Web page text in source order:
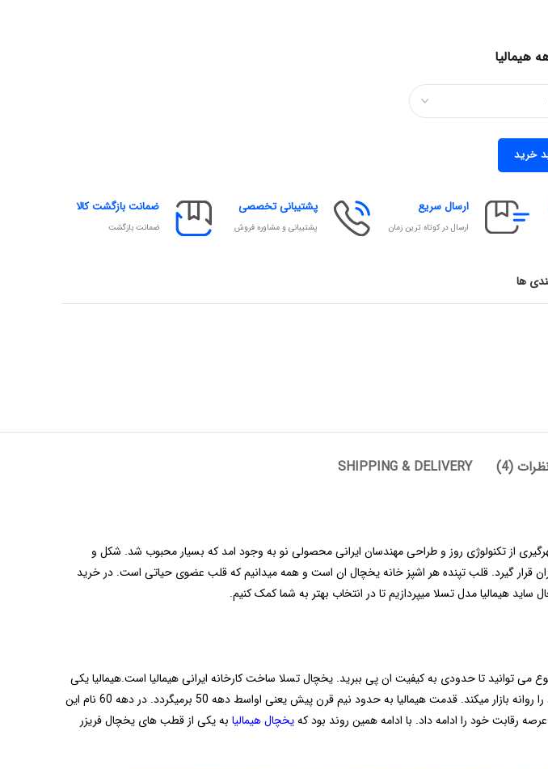
خرید
ارسال سریع
ارسال در کوتاه ترین زمان
پشتیبانی تخصصی
پشتیبانی و مشاوره فروش
ضمانت بازگشت کالا
ضمانت بازگشت
ها
(4)
SHIPPING & DELIVERY
با بهرگیری از تکنولوژی روز و طراحی مهندسان ایرانی محصولی نو به وجود امد که بسیار محبوب شد. شکل و
قرار گیرد. قلب تپنده هر اشپز خانه یخچال ان است و همه میدانیم که قلب عضوی حیاتی است. در خرید
هیمالیا مدل تسلا میپردازیم تا در انتخاب بهتر به شما کمک کنیم.
توانید تا حدودی به کیفیت ان پی ببرید. یخچال تسلا ساخت کارخانه ایرانی هیمالیا است.هیمالیا یکی
از اولین تولید کنندگان سیستم های برودتی در این مرز و بوم بوده که با بالاترین کیفیت ممکن،محصولات خود را روانه بازار میکند. قدمت هیمالیا به حدود نیم قرن پیش یعنی اواسط دهه 50 برمیگردد. در دهه 60 نام این
رقابت خود را ادامه داد. با ادامه همین روند بود کهیخچال هیمالیا به یکی از قطب های یخچال فریزر